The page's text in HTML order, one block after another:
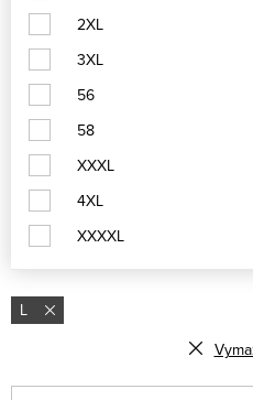
2XL
3XL
56
58
XXXL
4XL
XXXXL
L